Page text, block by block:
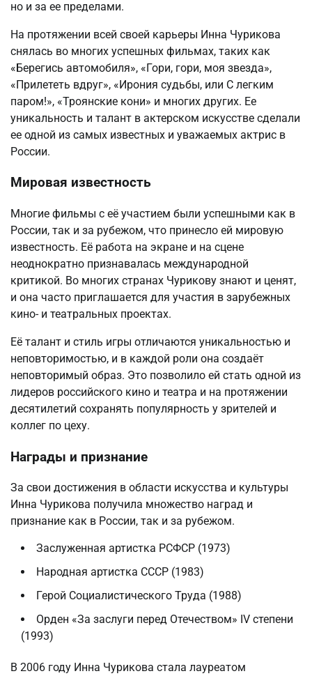
но и за ее пределами.
На протяжении всей своей карьеры Инна Чурикова
снялась во многих успешных фильмах, таких как
«Берегись автомобиля», «Гори, гори, моя звезда»,
«Прилететь вдруг», «Ирония судьбы, или С легким
паром!», «Троянские кони» и многих других. Ее
уникальность и талант в актерском искусстве сделали
ее одной из самых известных и уважаемых актрис в
России.
Мировая известность
Многие фильмы с её участием были успешными как в
России, так и за рубежом, что принесло ей мировую
известность. Её работа на экране и на сцене
неоднократно признавалась международной
критикой. Во многих странах Чурикову знают и ценят,
и она часто приглашается для участия в зарубежных
кино- и театральных проектах.
Её талант и стиль игры отличаются уникальностью и
неповторимостью, и в каждой роли она создаёт
неповторимый образ. Это позволило ей стать одной из
лидеров российского кино и театра и на протяжении
десятилетий сохранять популярность у зрителей и
коллег по цеху.
Награды и признание
За свои достижения в области искусства и культуры
Инна Чурикова получила множество наград и
признание как в России, так и за рубежом.
Заслуженная артистка РСФСР (1973)
Народная артистка СССР (1983)
Герой Социалистического Труда (1988)
Орден «За заслуги перед Отечеством» IV степени
(1993)
В 2006 году Инна Чурикова стала лауреатом